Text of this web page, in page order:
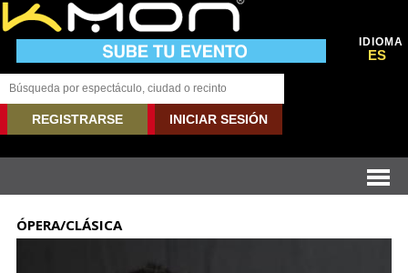
IDIOMA
ES
REGISTRARSE INICIAR SESIÓN
ÓPERA/CLÁSICA